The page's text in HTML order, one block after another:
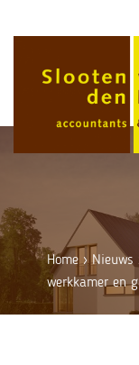
Home›Nieuws
werkkamer en